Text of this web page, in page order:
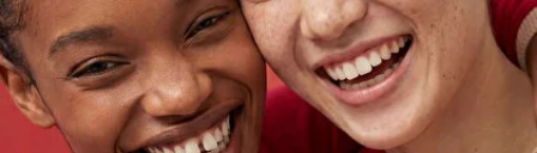
MÜŞTERI HIZMETLERI